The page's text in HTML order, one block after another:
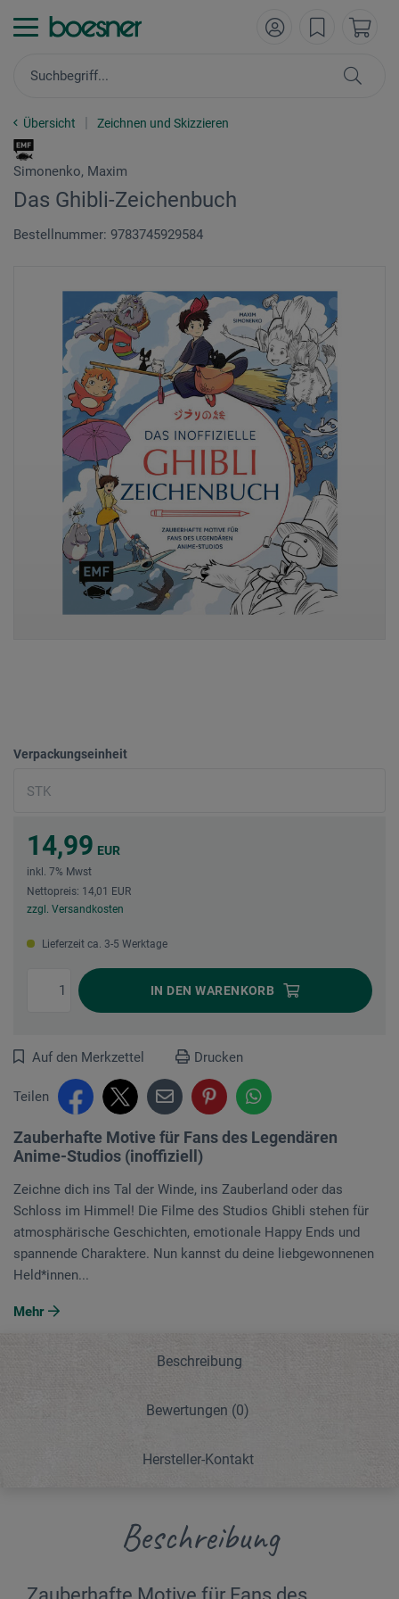
Übersicht Zeichnen und Skizzieren
Simonenko, Maxim
Das Ghibli-Zeichenbuch
Bestellnummer: 9783745929584
Verpackungseinheit
14,99 EUR
inkl. 7% Mwst
Nettopreis: 14,01 EUR
zzgl. Versandkosten
Lieferzeit ca. 3-5 Werktage
IN DEN WARENKORB
Auf den Merkzettel Drucken
Teilen
Zauberhafte Motive für Fans des Legendären
Anime-Studios (inoffiziell)
Zeichne dich ins Tal der Winde, ins Zauberland oder das
Schloss im Himmel! Die Filme des Studios Ghibli stehen für
atmosphärische Geschichten, emotionale Happy Ends und
spannende Charaktere. Nun kannst du deine liebgewonnenen
Held*innen...
Mehr
Beschreibung
Bewertungen (0)
Hersteller-Kontakt
Beschreibung
Zauberhafte Motive für Fans des